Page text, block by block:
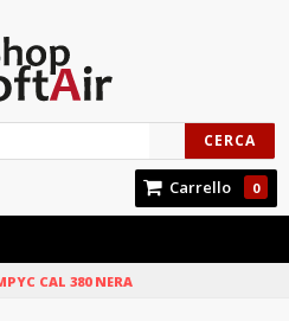
CERCA
Carrello 0
CAL 380 NERA